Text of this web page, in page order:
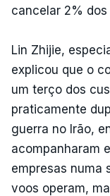
cancelar 2%
Lin Zhijie,
explicou que o
um terço dos
praticamente
guerra no Irão,
acompanharam
empresas numa
voos operam,